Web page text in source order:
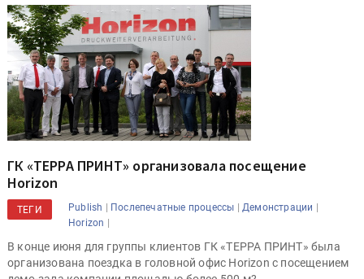
ГК «ТЕРРА ПРИНТ» организовала посещение
Horizon
ТЕГИ Publish | Послепечатные процессы | Демонстрации |
Horizon |
В конце июня для группы клиентов ГК «ТЕРРА ПРИНТ» была
организована поездка в головной офис Horizon с посещением